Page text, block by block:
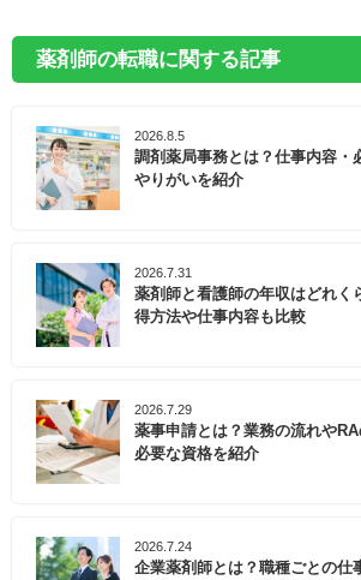
薬剤師の転職に関する記事
2026.8.5
調剤薬局事務とは？仕事内容・
やりがいを紹介
2026.7.31
薬剤師と看護師の年収はどれく
得方法や仕事内容も比較
2026.7.29
薬事申請とは？業務の流れや
必要な資格を紹介
2026.7.24
企業薬剤師とは？職種ごとの仕